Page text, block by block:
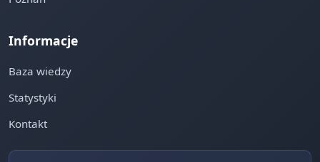
Informacje
Baza wiedzy
Statystyki
Kontakt